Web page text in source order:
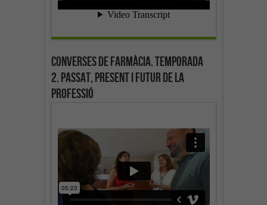
Converses de farmàcia. Temporada
2. Passat, present i futur de la
professió